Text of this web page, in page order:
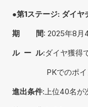
●第1ステージ: ダイヤ
期        間: 2025年8月
ル  ー  ル:ダイヤ獲得
進出条件:上位40名が